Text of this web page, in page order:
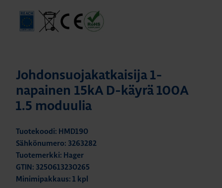
Johdonsuojakatkaisija 1-
napainen 15kA D-käyrä 100A
1.5 moduulia
Tuotekoodi: HMD190
Sähkönumero: 3263282
Tuotemerkki: Hager
GTIN: 3250613230265
Minimipakkaus: 1 kpl